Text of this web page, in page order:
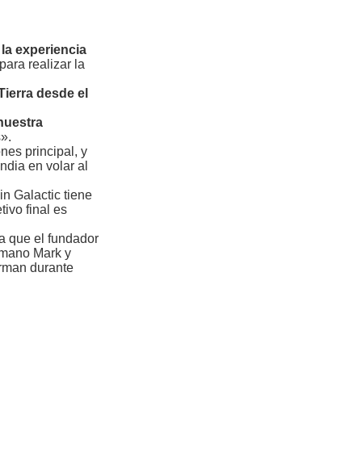
experiencia
realizar la
desde el
principal, y
en volar al
Galactic tiene
final es
que el fundador
Mark y
durante